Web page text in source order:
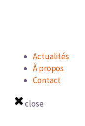
Actualités
À propos
Contact
close